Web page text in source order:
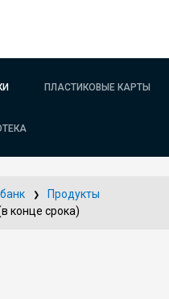
ПЛАСТИКОВЫЕ КАРТЫ
Продукты
конце срока)